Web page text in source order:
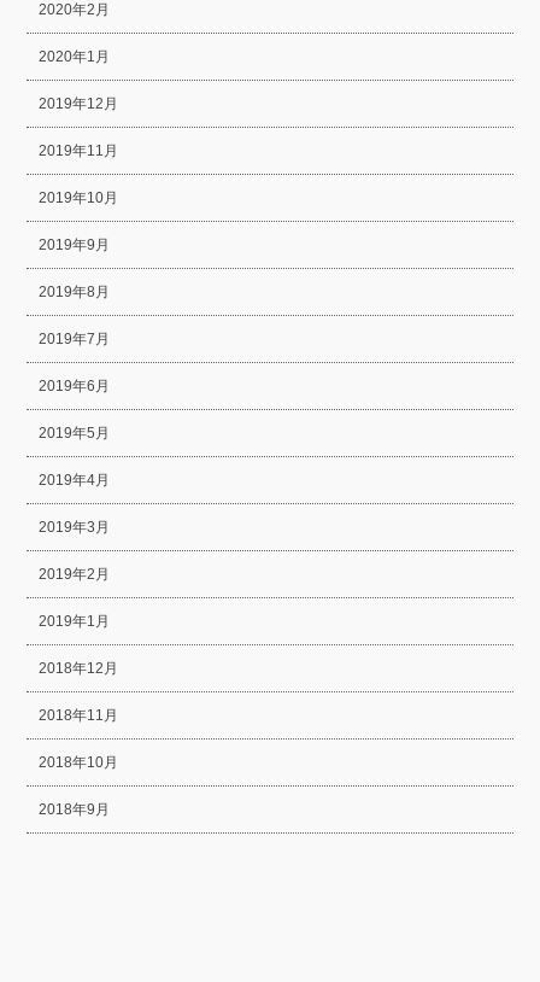
2020年2月
2020年1月
2019年12月
2019年11月
2019年10月
2019年9月
2019年8月
2019年7月
2019年6月
2019年5月
2019年4月
2019年3月
2019年2月
2019年1月
2018年12月
2018年11月
2018年10月
2018年9月